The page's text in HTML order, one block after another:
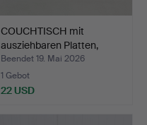
COUCHTISCH mit
ausziehbaren Platten,
Rolle…
Beendet 19. Mai 2026
1 Gebot
22 USD